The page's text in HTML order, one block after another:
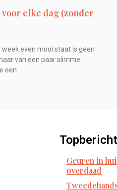
elke dag (zonder
even mooi staat is geen
van een paar slimme
een
Geuren in
overdaad